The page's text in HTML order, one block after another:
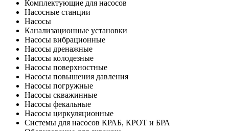
Комплектующие для насосов
Насосные станции
Насосы
Канализационные установки
Насосы вибрационные
Насосы дренажные
Насосы колодезные
Насосы поверхностные
Насосы повышения давления
Насосы погружные
Насосы скважинные
Насосы фекальные
Насосы циркуляционные
Системы для насосов КРАБ, КРОТ и БРА